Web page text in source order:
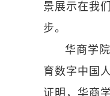
景展示在我
步。
华商学
育数字中国
证明，华商